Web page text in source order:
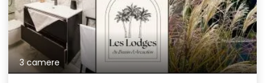
3 camere